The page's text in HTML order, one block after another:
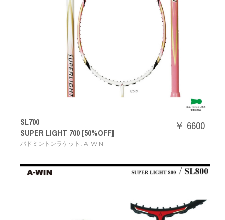
SL700
SUPER LIGHT 700 [50%OFF]
バドミントンラケット , A-WIN
￥ 6600